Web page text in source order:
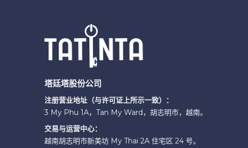
塔廷塔股份公司
注册营业地址（与许可证上所示一致）：
3 My Phu 1A，Tan My Ward，胡志明市，越南。
交易与运营中心：
越南胡志明市新美坊 My Thai 2A 住宅区 24 号。